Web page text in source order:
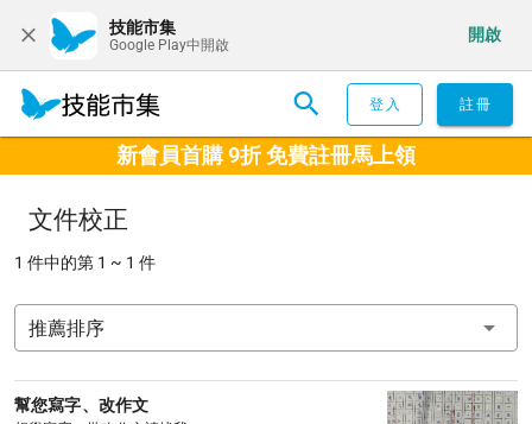
技能市集
Google Play中開啟
開啟
登入 註冊
新會員首購 9折 免費註冊馬上領
文件校正
1 件中的第 1 ~ 1 件
推薦排序
幫您寫字、改作文